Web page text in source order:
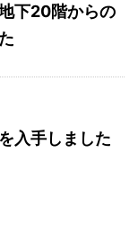
下20階からの
入手しました